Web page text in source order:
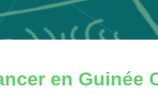
en Guinée